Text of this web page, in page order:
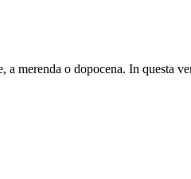
a merenda o dopocena. In